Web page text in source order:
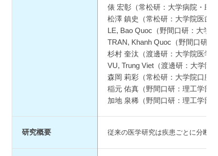
俵 宏彰（常松研：大学病院・助
松澤 鎮史（常松研：大学院医歯
LE, Bao Quoc（野間口研：大学
TRAN, Khanh Quoc（野間口研
杉村 奎汰（渡邊研：大学院医学
VU, Trung Viet（渡邊研：大学院
森岡 莉彩（常松研：大学院口腔
稲元 佑真（野間口研：理工学部
加地 泉稀（野間口研：理工学部
研究概要 従来の医学研究は疾患ごとに分断